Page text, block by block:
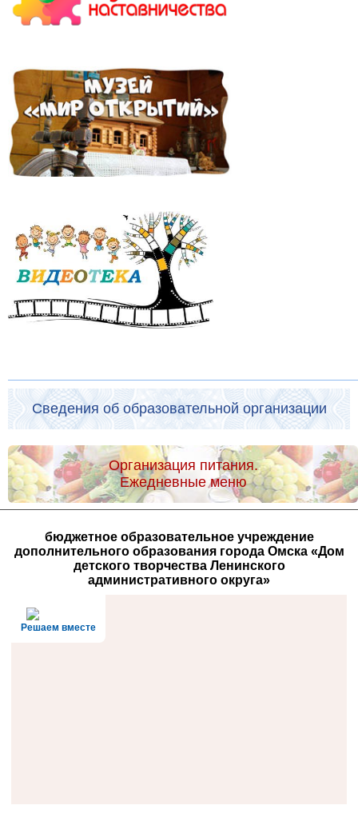
Сведения об образовательной организации
Организация питания.
Ежедневные меню
бюджетное образовательное учреждение
дополнительного образования города Омска «Дом
детского творчества Ленинского
административного округа»
Решаем вместе